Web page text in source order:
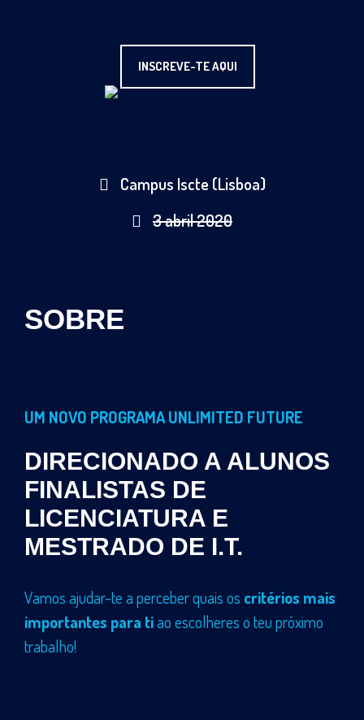
INSCREVE-TE AQUI
Campus Iscte (Lisboa)
3 abril 2020
SOBRE
UM NOVO PROGRAMA UNLIMITED FUTURE
DIRECIONADO A ALUNOS
FINALISTAS DE
LICENCIATURA E
MESTRADO DE I.T.
Vamos ajudar-te a perceber quais os critérios mais
importantes para tiao escolheres o teu próximo
trabalho!